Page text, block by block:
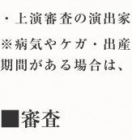
・上演審査の演出
※病気やケガ・出
期間がある場合は
■審査